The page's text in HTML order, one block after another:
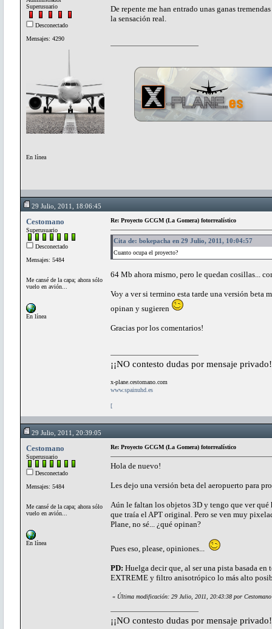
Superusuario
Desconectado
Mensajes: 4290
En línea
De repente me han entrado unas ganas
la sensación real.
29 Julio, 2011, 18:06:45
Cestomano
Superusuario
Desconectado
Mensajes: 5484
Me cansé de la capa; ahora sólo
vuelo en avión...
En línea
Re: Proyecto GCGM (La Gomera) fotorrealístico
Cita de: bokepacha en 29 Julio, 2011, 10:04:57
Cuanto ocupa el proyecto?
64 Mb ahora mismo, pero le quedan cosillas...
Voy a ver si termino esta tarde una versión beta
opinan y sugieren
Gracias por los comentarios!
¡¡NO contesto dudas por mensaje
x-plane.cestomano.com
www.spainuhd.es
[
29 Julio, 2011, 20:39:05
Cestomano
Superusuario
Desconectado
Mensajes: 5484
Me cansé de la capa; ahora sólo
vuelo en avión...
En línea
Re: Proyecto GCGM (La Gomera) fotorrealístico
Hola de nuevo!
Les dejo una versión beta del aeropuerto para
Aún le faltan los objetos 3D y tengo que ver qué
que traía el APT original. Pero se ven muy
Plane, no sé... ¿qué opinan?
Pues eso, please, opiniones...
PD: Huelga decir que, al ser una pista basada
EXTREME y filtro anisotrópico lo más alto
« Última modificación: 29 Julio, 2011, 20:43:38 por Cestomano
¡¡NO contesto dudas por mensaje